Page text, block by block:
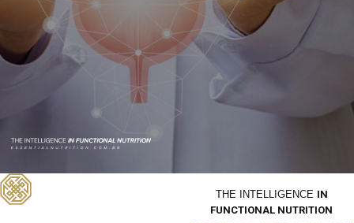
THE INTELLIGENCE IN
FUNCTIONAL NUTRITION